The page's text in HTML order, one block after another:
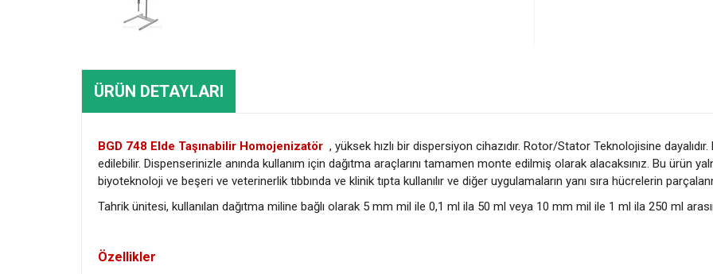
ÜRÜN DETAYLARI
BGD 748 Elde Taşınabilir Homojenizatör , yüksek hızlı bir dispersiyon cihazıdır. Rotor/Stator Teknolojisine
edilebilir. Dispenserinizle anında kullanım için dağıtma araçlarını tamamen monte edilmiş olarak alacaksınız. Bu ürün
biyoteknoloji ve beşeri ve veterinerlik tıbbında ve klinik tıpta kullanılır ve diğer uygulamaların yanı sıra hücrelerin
Tahrik ünitesi, kullanılan dağıtma miline bağlı olarak 5 mm mil ile 0,1 ml ila 50 ml veya 10 mm mil ile 1 ml ila 250 ml
Özellikler